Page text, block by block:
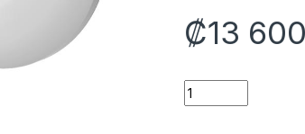
₡13
SENSOR PIR DE